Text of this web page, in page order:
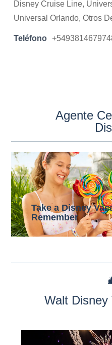
Disney Cruise Line,
Universal Orlando, Otros
Teléfono